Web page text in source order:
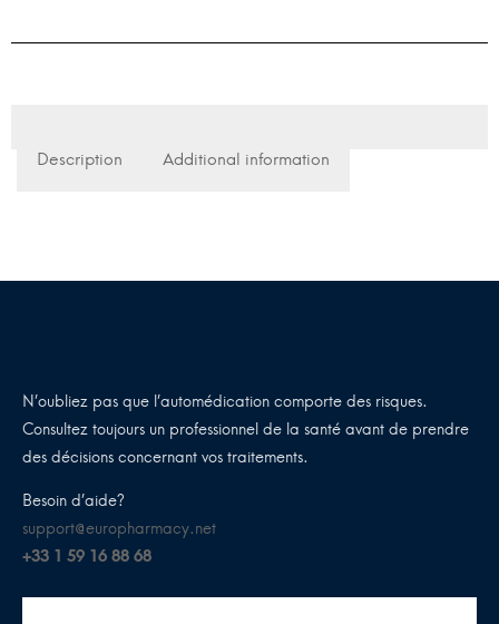
Description Additional information
N’oubliez pas que l’automédication comporte des risques.
Consultez toujours un professionnel de la santé avant de prendre
des décisions concernant vos traitements.
Besoin d’aide?
support@europharmacy.net
+33 1 59 16 88 68